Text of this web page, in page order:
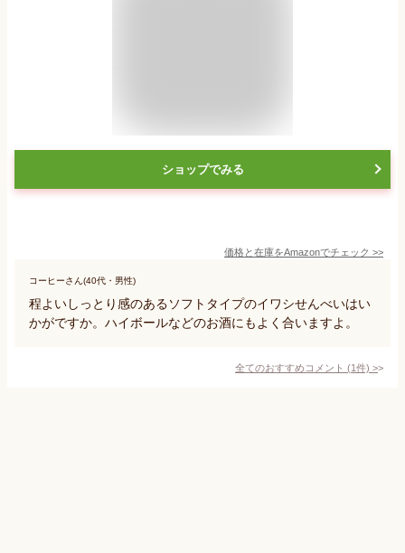
ショップでみる
価格と在庫をAmazonでチェック >>
コーヒーさん(40代・男性)
程よいしっとり感のあるソフトタイプのイワシせんべいはい
かがですか。ハイボールなどのお酒にもよく合いますよ。
全てのおすすめコメント (1件) >